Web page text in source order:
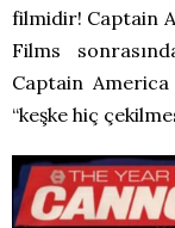
filmidir! Captain
Films
Captain
“keşke hiç